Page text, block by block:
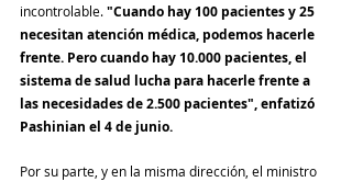
incontrolable. "Cuando hay 100 pacientes y 25
necesitan atención médica, podemos hacerle
frente. Pero cuando hay 10.000 pacientes, el
sistema de salud lucha para hacerle frente a
las necesidades de 2.500 pacientes", enfatizó
Pashinian el 4 de junio.
Por su parte, y en la misma dirección, el ministro